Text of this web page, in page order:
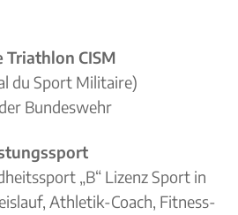
Triathlon CISM
du Sport Militaire)
Bundeswehr
„B“ Lizenz Sport in
,Athletik-Coach, Fitness-